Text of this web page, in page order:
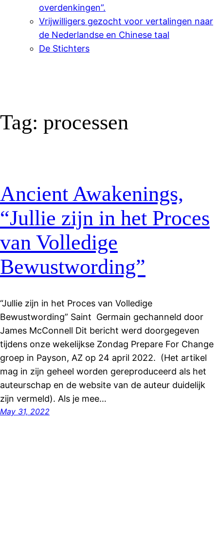
overdenkingen”.
Vrijwilligers gezocht voor vertalingen naar
de Nederlandse en Chinese taal
De Stichters
Tag: processen
Ancient Awakenings,
“Jullie zijn in het Proces
van Volledige
Bewustwording”
“Jullie zijn in het Proces van Volledige
Bewustwording” Saint Germain gechanneld door
James McConnell Dit bericht werd doorgegeven
tijdens onze wekelijkse Zondag Prepare For Change
groep in Payson, AZ op 24 april 2022. (Het artikel
mag in zijn geheel worden gereproduceerd als het
auteurschap en de website van de auteur duidelijk
zijn vermeld). Als je mee…
May 31, 2022